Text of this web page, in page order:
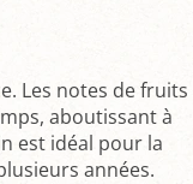
Les notes de fruits
aboutissant à
est idéal pour la
années.